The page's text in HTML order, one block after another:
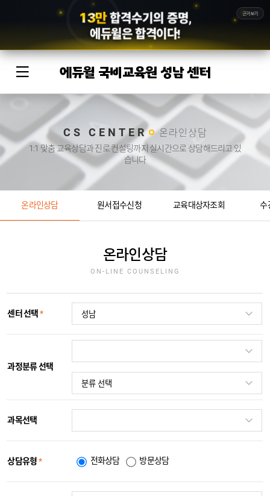
13만 합격수기의 증명,
에듀윌은 합격이다!
근거보기
에듀윌 국비교육원 성남 센터
CS CENTER 온라인상담
1:1 맞춤 교육상담과 진로 컨설팅까지 실시간으로 상담해드리고 있
습니다
온라인상담 원서접수신청 교육대상자조회 수
온라인상담
ON-LINE COUNSELING
센터 선택*
과정분류 선택
과목선택
상담유형* 전화상담 방문상담